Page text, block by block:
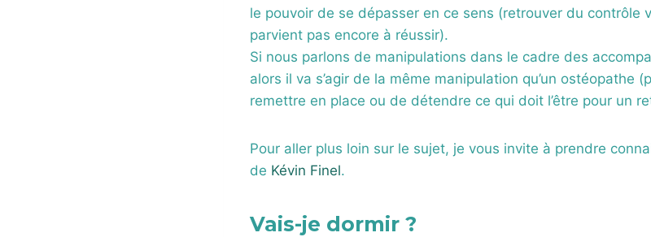
le pouvoir de se dépasser en ce sens (retrouver du contrôle
parvient pas encore à réussir).
Si nous parlons de manipulations dans le cadre des
alors il va s’agir de la même manipulation qu’un ostéopathe
remettre en place ou de détendre ce qui doit l’être pour un
Pour aller plus loin sur le sujet, je vous invite à prendre
de Kévin Finel.
Vais-je dormir ?